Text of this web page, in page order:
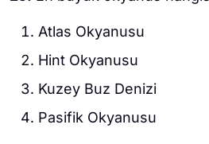
Atlas Okyanusu
Hint Okyanusu
Kuzey Buz Denizi
Pasifik Okyanusu